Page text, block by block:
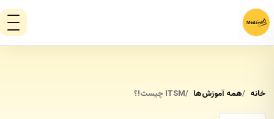
خانه همه آموزش‌ها ITSM چیست!؟